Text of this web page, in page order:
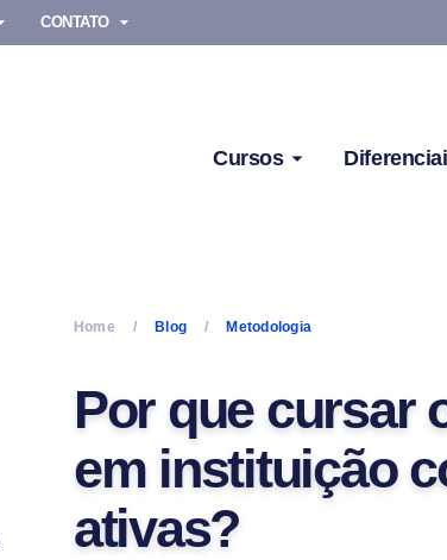
CONTATO
Cursos
Home Blog Metodologia
Por que cursar
em instituição
ativas?